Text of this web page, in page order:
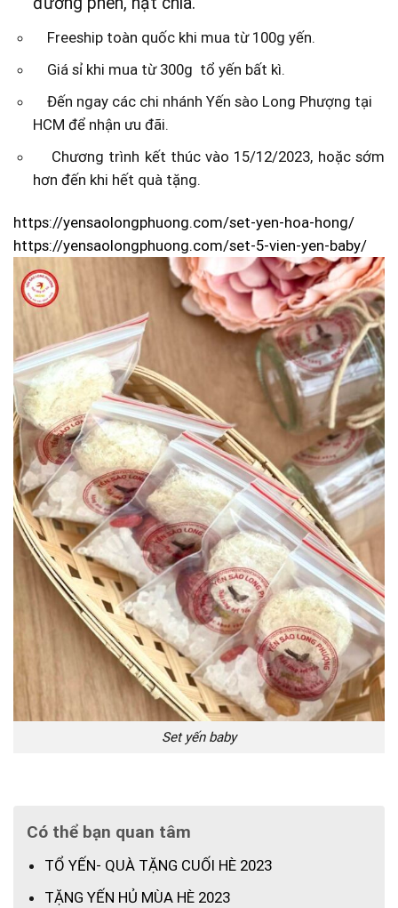
Freeship toàn quốc khi mua từ 100g yến.
Giá sỉ khi mua từ 300g tổ yến bất kì.
Đến ngay các chi nhánh Yến sào Long Phượng tại
HCM để nhận ưu đãi.
Chương trình kết thúc vào 15/12/2023, hoặc sớm
hơn đến khi hết quà tặng.
https://yensaolongphuong.com/set-yen-hoa-hong/
https://yensaolongphuong.com/set-5-vien-yen-baby/
Set yến baby
Có thể bạn quan tâm
TỔ YẾN- QUÀ TẶNG CUỐI HÈ 2023
TẶNG YẾN HỦ MÙA HÈ 2023